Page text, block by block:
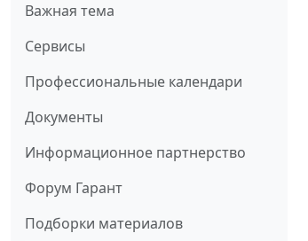
Важная тема
Сервисы
Профессиональные календари
Документы
Информационное партнерство
Форум Гарант
Подборки материалов